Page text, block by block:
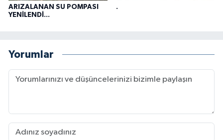
ARIZALANAN SU POMPASI
YENİLENDİ...
.
Yorumlar